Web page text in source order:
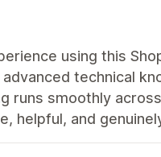
using this
technical
runs smoothly
helpful, and